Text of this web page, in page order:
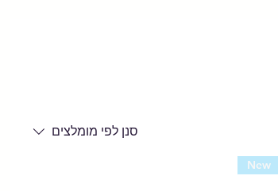
סנן לפי מומלצים
New